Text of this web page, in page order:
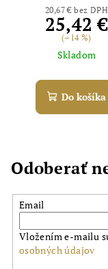
20,67 € bez DPH
25,42 €
(–14 %)
Skladom
Do košíka
Odoberať
Email
Vložením e-mailu
osobných údajov